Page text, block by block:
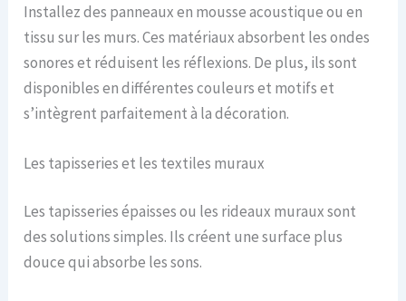
Installez des panneaux en mousse acoustique ou en
tissu sur les murs. Ces matériaux absorbent les ondes
sonores et réduisent les réflexions. De plus, ils sont
disponibles en différentes couleurs et motifs et
s’intègrent parfaitement à la décoration.
Les tapisseries et les textiles muraux
Les tapisseries épaisses ou les rideaux muraux sont
des solutions simples. Ils créent une surface plus
douce qui absorbe les sons.